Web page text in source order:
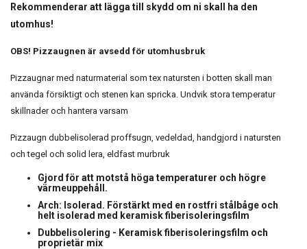
Rekommenderar att lägga till skydd om ni skall ha den
utomhus!
OBS! Pizzaugnen är avsedd för utomhusbruk
Pizzaugnar med naturmaterial som tex natursten i botten skall man
använda försiktigt och stenen kan spricka. Undvik stora temperatur
skillnader och hantera varsam
Pizzaugn dubbelisolerad proffsugn, vedeldad, handgjord i natursten
och tegel och solid lera, eldfast murbruk
Gjord för att motstå höga temperaturer och högre
värmeuppehåll.
Arch: Isolerad. Förstärkt med en rostfri stålbåge och
helt isolerad med keramisk fiberisoleringsfilm
Dubbelisolering - Keramisk fiberisoleringsfilm och
proprietär mix